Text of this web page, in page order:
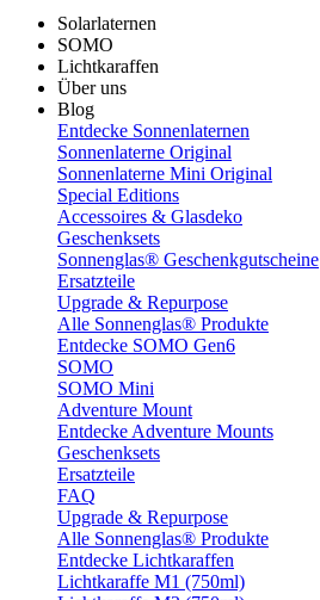
Solarlaternen
SOMO
Lichtkaraffen
Über uns
Blog
Entdecke Sonnenlaternen
Sonnenlaterne Original
Sonnenlaterne Mini Original
Special Editions
Accessoires & Glasdeko
Geschenksets
Sonnenglas® Geschenkgutscheine
Ersatzteile
Upgrade & Repurpose
Alle Sonnenglas® Produkte
Entdecke SOMO Gen6
SOMO
SOMO Mini
Adventure Mount
Entdecke Adventure Mounts
Geschenksets
Ersatzteile
FAQ
Upgrade & Repurpose
Alle Sonnenglas® Produkte
Entdecke Lichtkaraffen
Lichtkaraffe M1 (750ml)